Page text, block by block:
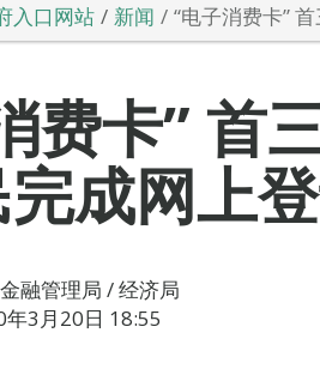
入口网站 新闻 “电子消费卡”
费卡” 首
成网上
融管理局 / 经济局
年3月20日 18:55